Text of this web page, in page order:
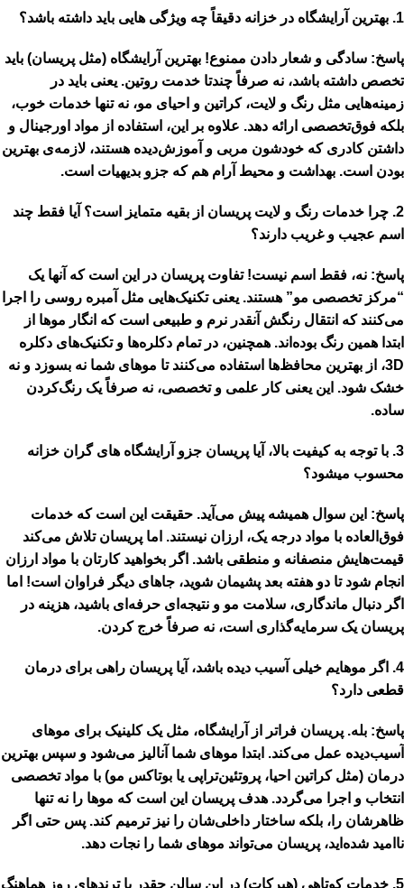
1. بهترین آرایشگاه در خزانه دقیقاً چه ویژگی هایی باید داشته باشد؟
پاسخ: سادگی و شعار دادن ممنوع! بهترین آرایشگاه (مثل پریسان) باید
تخصص داشته باشد، نه صرفاً چندتا خدمت روتین. یعنی باید در
زمینه‌هایی مثل رنگ و لایت، کراتین و احیای مو، نه تنها خدمات خوب،
بلکه فوق‌تخصصی ارائه دهد. علاوه بر این، استفاده از مواد اورجینال و
داشتن کادری که خودشون مربی و آموزش‌دیده هستند، لازمه‌ی بهترین
بودن است. بهداشت و محیط آرام هم که جزو بدیهیات است.
2. چرا خدمات رنگ و لایت پریسان از بقیه متمایز است؟ آیا فقط چند
اسم عجیب و غریب دارند؟
پاسخ: نه، فقط اسم نیست! تفاوت پریسان در این است که آنها یک
“مرکز تخصصی مو” هستند. یعنی تکنیک‌هایی مثل آمبره روسی را اجرا
می‌کنند که انتقال رنگش آنقدر نرم و طبیعی است که انگار موها از
ابتدا همین رنگ بوده‌اند. همچنین، در تمام دکلره‌ها و تکنیک‌های دکلره
3D، از بهترین محافظ‌ها استفاده می‌کنند تا موهای شما نه بسوزد و نه
خشک شود. این یعنی کار علمی و تخصصی، نه صرفاً یک رنگ‌کردن
ساده.
3. با توجه به کیفیت بالا، آیا پریسان جزو آرایشگاه های گران خزانه
محسوب میشود؟
پاسخ: این سوال همیشه پیش می‌آید. حقیقت این است که خدمات
فوق‌العاده با مواد درجه یک، ارزان نیستند. اما پریسان تلاش می‌کند
قیمت‌هایش منصفانه و منطقی باشد. اگر بخواهید کارتان با مواد ارزان
انجام شود تا دو هفته بعد پشیمان شوید، جاهای دیگر فراوان است! اما
اگر دنبال ماندگاری، سلامت مو و نتیجه‌ای حرفه‌ای باشید، هزینه در
پریسان یک سرمایه‌گذاری است، نه صرفاً خرج کردن.
4. اگر موهایم خیلی آسیب دیده باشد، آیا پریسان راهی برای درمان
قطعی دارد؟
پاسخ: بله. پریسان فراتر از آرایشگاه، مثل یک کلینیک برای موهای
آسیب‌دیده عمل می‌کند. ابتدا موهای شما آنالیز می‌شود و سپس بهترین
درمان (مثل کراتین احیا، پروتئین‌تراپی یا بوتاکس مو) با مواد تخصصی
انتخاب و اجرا می‌گردد. هدف پریسان این است که موها را نه تنها
ظاهرشان را، بلکه ساختار داخلی‌شان را نیز ترمیم کند. پس حتی اگر
ناامید شده‌اید، پریسان می‌تواند موهای شما را نجات دهد.
5. خدمات کوتاهی (هیرکات) در این سالن چقدر با ترندهای روز هماهنگ